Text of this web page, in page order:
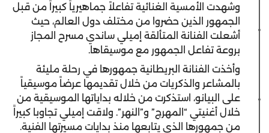
وشهدت الأمسية الغنائية تفاعلاً جماهيرياً كبيراً من قبل
الجمهور الذين حضروا من مختلف دول العالم، حيث
أشعلت الفنانة المتألقة إميلي ساندي مسرح المجاز
بروعة تفاعل الجمهور مع موسيقاها.
وأخذت الفنانة البريطانية جمهورها في رحلة مليئة
بالمشاعر والذكريات من خلال تقديمها عرضاً موسيقياً
على البيانو، استذكرت من خلاله بداياتها الموسيقية من
خلال أغنيتي “المهرج” و”النهر”. ولاقت إميلي تجاوبا كبيراً
من جمهورها الذي يتابعها منذ بدايات مسيرتها الفنية.